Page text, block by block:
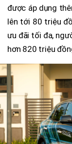
được áp dụng
lên tới 80 triệu
ưu đãi tối đa,
hơn 820 triệu